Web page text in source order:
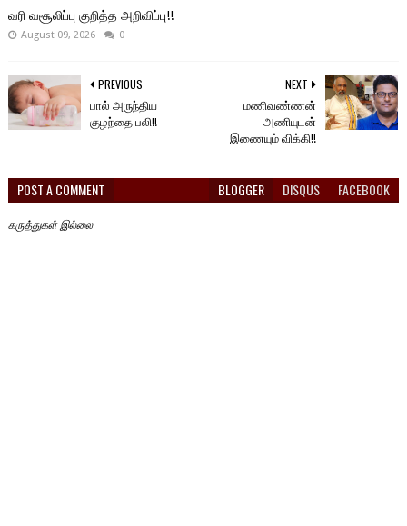
வரி வசூலிப்பு குறித்த அறிவிப்பு!!
August 09, 2026 0
NEXT
மணிவண்ணன்
அணியுடன்
இணையும் விக்கி!!
PREVIOUS
பால் அருந்திய
குழந்தை பலி!!
POST A COMMENT BLOGGER DISQUS FACEBOOK
கருத்துகள் இல்லை